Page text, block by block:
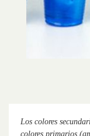
Los colores
colores primarios